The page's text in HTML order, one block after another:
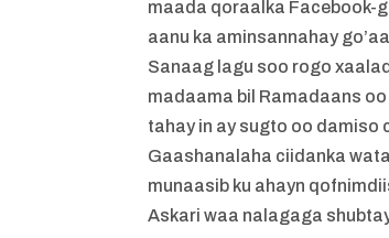
maada qoraalka Facebook-
aanu ka aminsannahay
Sanaag lagu soo rogo
madaama bil Ramadaans
tahay in ay sugto oo damiso
Gaashanalaha ciidanka
munaasib ku ahayn
Askari waa nalagaga